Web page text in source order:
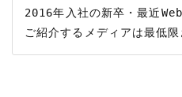
2016年入社の新卒・最近